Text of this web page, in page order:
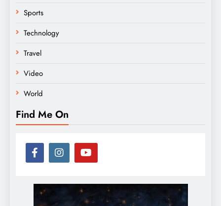
Sports
Technology
Travel
Video
World
Find Me On